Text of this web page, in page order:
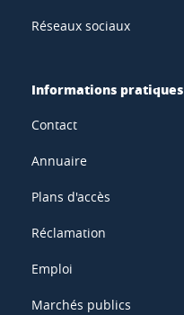
Réseaux sociaux
Informations pratiques
Contact
Annuaire
Plans d'accès
Réclamation
Emploi
Marchés publics